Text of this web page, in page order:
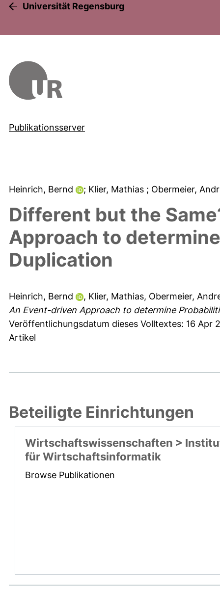
Universität Regensburg
Publikationsserver
Heinrich, Bernd ; Klier, Mathias ; Obermeier,
Different but the
Approach to
Duplication
Heinrich, Bernd , Klier, Mathias, Obermeier,
An Event-driven Approach to determine
Veröffentlichungsdatum dieses Volltextes: 16 Apr
Artikel
Beteiligte Einrichtungen
Wirtschaftswissenschaften >
für Wirtschaftsinformatik
Browse Publikationen